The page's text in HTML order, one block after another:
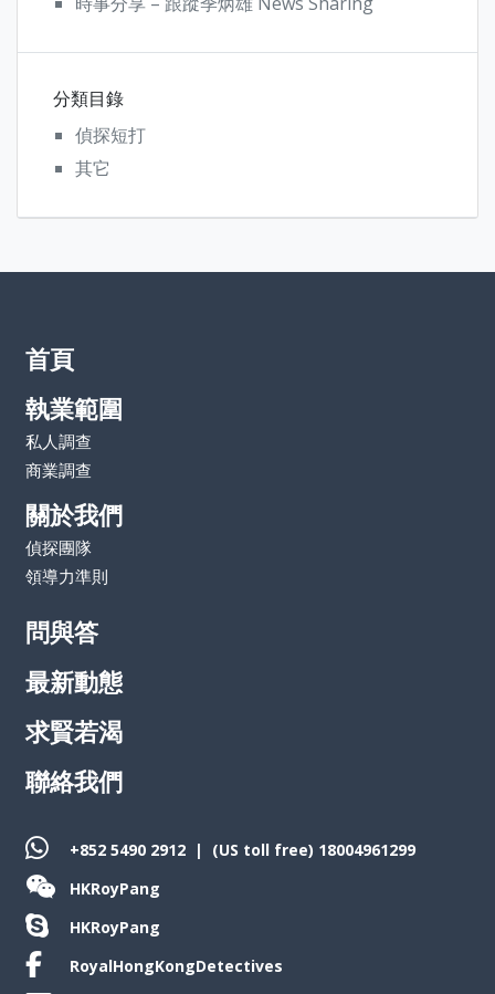
分類目錄
偵探短打
其它
首頁
執業範圍
私人調查
商業調查
關於我們
偵探團隊
領導力準則
問與答
最新動態
求賢若渴
聯絡我們
+852 5490 2912 | (US toll free) 18004961299
HKRoyPang
HKRoyPang
RoyalHongKongDetectives